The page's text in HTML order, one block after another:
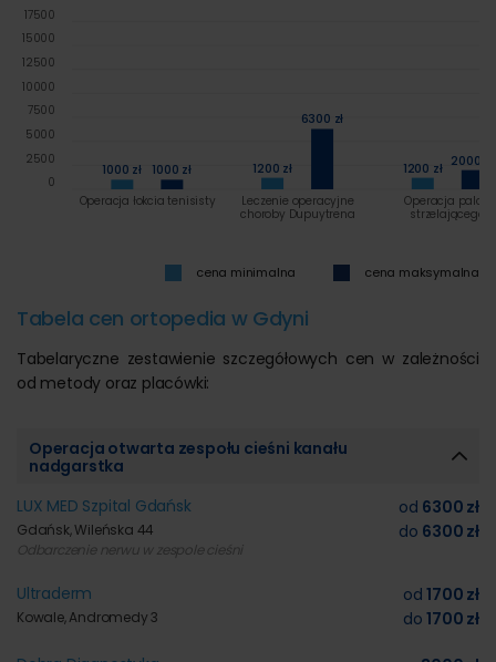
1000 zł 1200 zł 1200 zł
1000 zł
6300 zł
2000 zł
Operacja łokcia tenisisty
Leczenie operacyjne
choroby Dupuytrena
Operacja palca
strzelającego
0
2500
5000
7500
10000
12500
15000
17500
cena minimalna cena maksymalna
Tabela cen ortopedia w Gdyni
Tabelaryczne zestawienie szczegółowych cen w zależności
od metody oraz placówki:
Operacja otwarta zespołu cieśni kanału
nadgarstka
LUX MED Szpital Gdańsk
Gdańsk, Wileńska 44
Odbarczenie nerwu w zespole cieśni
od 6300 zł
do 6300 zł
Ultraderm
Kowale, Andromedy 3
od1700 zł
do1700 zł